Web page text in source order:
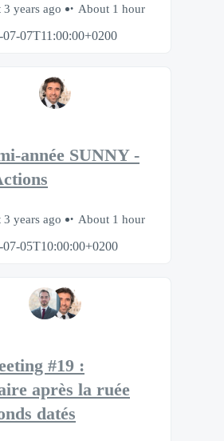
3 years ago
About 1 hour
07-07T11:00:00+0200
année SUNNY -
3 years ago
About 1 hour
07-05T10:00:00+0200
#19 :
après la ruée
datés